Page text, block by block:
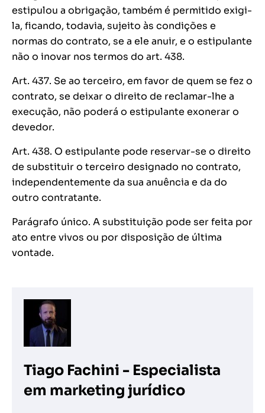
estipulou a obrigação, também é permitido exigi-
la, ficando, todavia, sujeito às condições e
normas do contrato, se a ele anuir, e o estipulante
não o inovar nos termos do art. 438.
Art. 437. Se ao terceiro, em favor de quem se fez o
contrato, se deixar o direito de reclamar-lhe a
execução, não poderá o estipulante exonerar o
devedor.
Art. 438. O estipulante pode reservar-se o direito
de substituir o terceiro designado no contrato,
independentemente da sua anuência e da do
outro contratante.
Parágrafo único. A substituição pode ser feita por
ato entre vivos ou por disposição de última
vontade.
Tiago Fachini - Especialista
em marketing jurídico